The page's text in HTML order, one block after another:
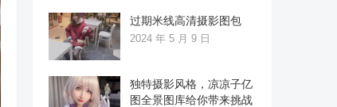
过期米线高清摄影图包
2024 年 5 月 9 日
独特摄影风格，凉凉子亿
图全景图库给你带来挑战